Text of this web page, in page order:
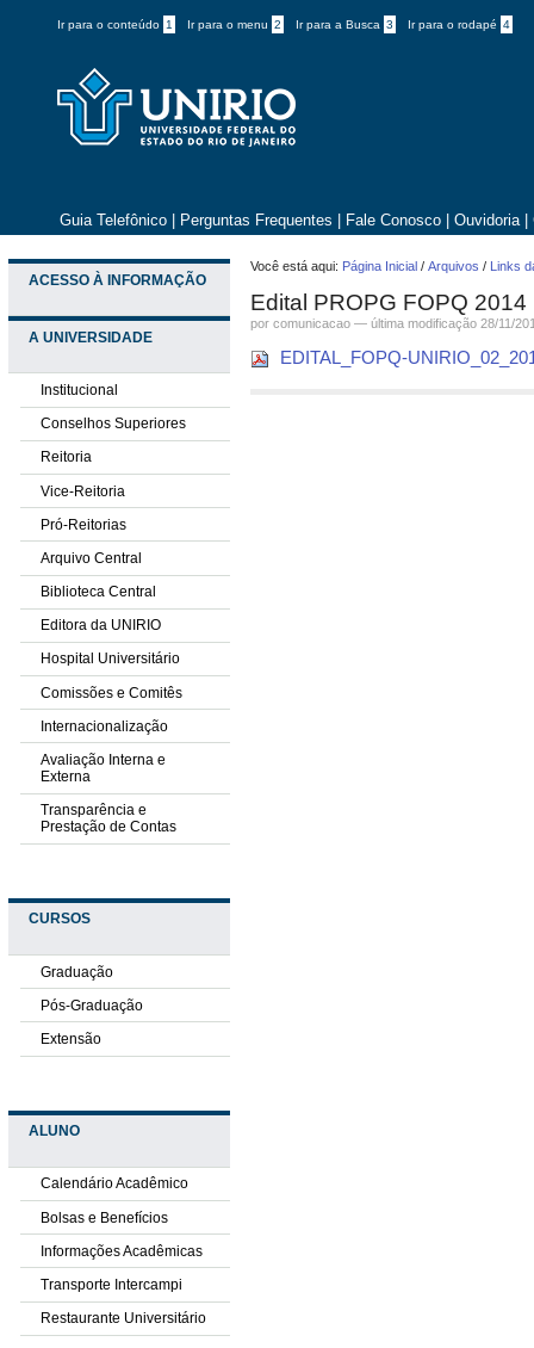
Ir para o conteúdo 1 Ir para o menu 2 Ir para a Busca 3 Ir para o rodapé 4
Guia Telefônico Perguntas Frequentes Fale Conosco Ouvidoria
ACESSO À INFORMAÇÃO
A UNIVERSIDADE
Institucional
Conselhos Superiores
Reitoria
Vice-Reitoria
Pró-Reitorias
Arquivo Central
Biblioteca Central
Editora da UNIRIO
Hospital Universitário
Comissões e Comitês
Internacionalização
Avaliação Interna e
Externa
Transparência e
Prestação de Contas
CURSOS
Graduação
Pós-Graduação
Extensão
ALUNO
Calendário Acadêmico
Bolsas e Benefícios
Informações Acadêmicas
Transporte Intercampi
Restaurante Universitário
Você está aqui: Página Inicial /Arquivos / Links
Edital PROPG FOPQ 2014
por comunicacao —última modificação 28/11/
EDITAL_FOPQ-